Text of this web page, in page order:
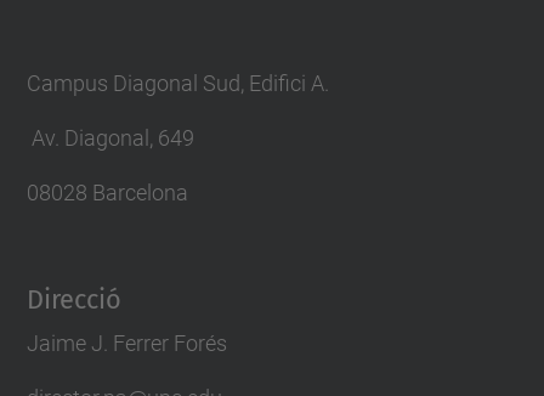
Campus Diagonal Sud, Edifici A.
Av. Diagonal, 649
08028 Barcelona
Direcció
Jaime J. Ferrer Forés